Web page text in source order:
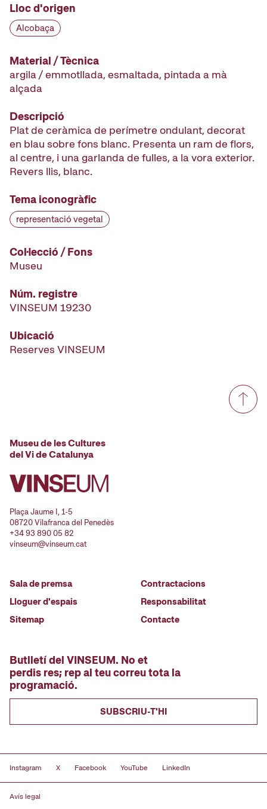
Lloc d'origen
Alcobaça
Material / Tècnica
argila / emmotllada, esmaltada, pintada a mà
alçada
Descripció
Plat de ceràmica de perímetre ondulant, decorat
en blau sobre fons blanc. Presenta un ram de flors,
al centre, i una garlanda de fulles, a la vora exterior.
Revers llis, blanc.
Tema iconogràfic
representació vegetal
Col·lecció / Fons
Museu
Núm. registre
VINSEUM 19230
Ubicació
Reserves VINSEUM
Museu de les Cultures
del Vi de Catalunya
Plaça Jaume I, 1-5
08720 Vilafranca del Penedès
+34 93 890 05 82
vinseum@vinseum.cat
Sala de premsa
Lloguer d'espais
Sitemap
Contractacions
Responsabilitat
Contacte
Butlletí del VINSEUM. No et
perdis res; rep al teu correu tota la
programació.
SUBSCRIU-T'HI
Instagram X Facebook YouTube LinkedIn
Avís legal